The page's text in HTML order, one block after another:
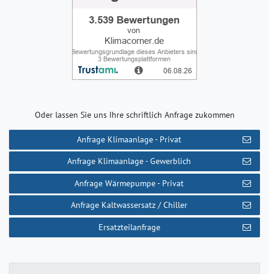
Oder lassen Sie uns Ihre schriftlich Anfrage zukommen
Anfrage Klimaanlage - Privat
Anfrage Klimaanlage - Gewerblich
Anfrage Wärmepumpe - Privat
Anfrage Kaltwassersatz / Chiller
Ersatzteilanfrage